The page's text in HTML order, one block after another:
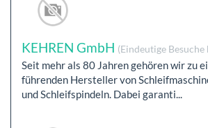
KEHREN GmbH (Eindeutige
Seit mehr als 80 Jahren gehören wir zu
führenden Hersteller von
und Schleifspindeln. Dabei garanti...